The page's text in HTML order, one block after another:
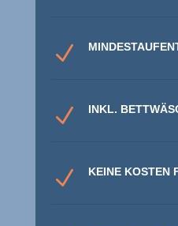
N
N INKL.
N KEINE KOSTEN